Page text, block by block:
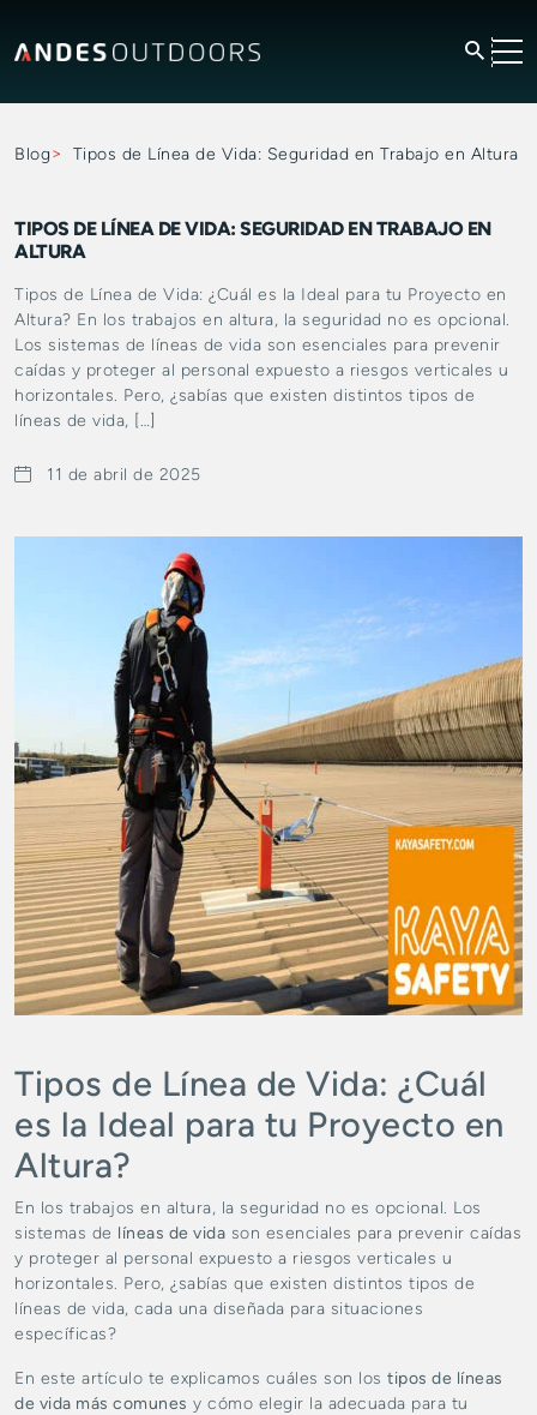
Blog Tipos de Línea de Vida: Seguridad en Trabajo en Altura
TIPOS DE LÍNEA DE VIDA: SEGURIDAD EN TRABAJO EN
ALTURA
Tipos de Línea de Vida: ¿Cuál es la Ideal para tu Proyecto en
Altura? En los trabajos en altura, la seguridad no es opcional.
Los sistemas de líneas de vida son esenciales para prevenir
caídas y proteger al personal expuesto a riesgos verticales u
horizontales. Pero, ¿sabías que existen distintos tipos de
líneas de vida, […]
11 de abril de 2025
Tipos de Línea de Vida: ¿Cuál
es la Ideal para tu Proyecto en
Altura?
En los trabajos en altura, la seguridad no es opcional. Los
sistemas de líneas de vida son esenciales para prevenir caídas
y proteger al personal expuesto a riesgos verticales u
horizontales. Pero, ¿sabías que existen distintos tipos de
líneas de vida, cada una diseñada para situaciones
específicas?
En este artículo te explicamos cuáles son los tipos de líneas
de vida más comunes y cómo elegir la adecuada para tu